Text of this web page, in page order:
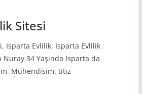
Sitesi
Isparta Evlilik, Isparta Evlilik
34 Yaşında Isparta da
Mühendisim. titiz